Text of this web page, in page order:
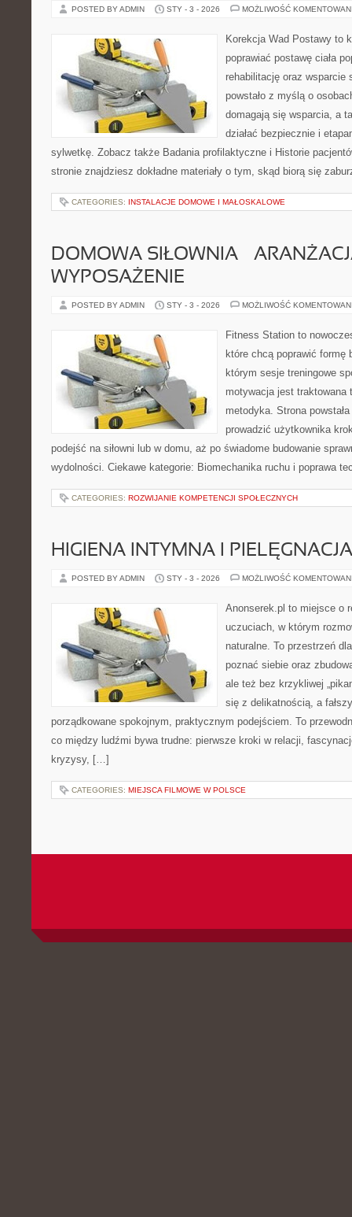
POSTED BY ADMIN STY - 3 - 2026 MOŻLIWOŚĆ
Korekcja Wad Postawy to
poprawiać postawę ciała
rehabilitację oraz
powstało z myślą o
domagają się wsparcia, a
działać bezpiecznie i
sylwetkę. Zobacz także Badania profilaktyczne i Historie
stronie znajdziesz dokładne materiały o tym, skąd biorą się
CATEGORIES: INSTALACJE DOMOWE I MAŁOSKALOWE
DOMOWA SIŁOWNIA –
WYPOSAŻENIE
POSTED BY ADMIN STY - 3 - 2026 MOŻLIWOŚĆ
Fitness Station to
które chcą poprawić formę
którym sesje treningowe
motywacja jest traktowana
metodyka. Strona
prowadzić użytkownika
podejść na siłowni lub w domu, aż po świadome budowanie
wydolności. Ciekawe kategorie: Biomechanika ruchu i poprawa
CATEGORIES: ROZWIJANIE KOMPETENCJI SPOŁECZNYCH
HIGIENA INTYMNA I
POSTED BY ADMIN STY - 3 - 2026 MOŻLIWOŚĆ
Anonserek.pl to miejsce o
uczuciach, w którym
naturalne. To przestrzeń
poznać siebie oraz
ale też bez krzykliwej
się z delikatnością, a
porządkowane spokojnym, praktycznym podejściem. To
co między ludźmi bywa trudne: pierwsze kroki w relacji,
kryzysy, […]
CATEGORIES: MIEJSCA FILMOWE W POLSCE